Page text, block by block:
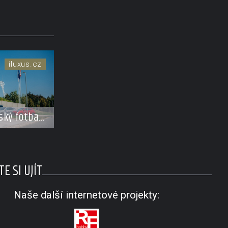
fotbal
se
iluxus.cz
SI UJÍT
Naše další internetové projekty: